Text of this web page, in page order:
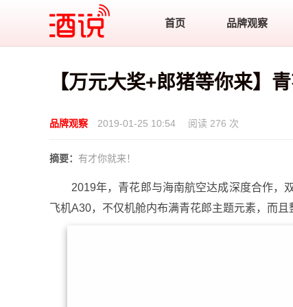
酒说
首页 品牌观察
【万元大奖+郎猪等你来】
品牌观察 2019-01-25 10:54 阅读 276 次
摘要： 有才你就来！
2019年，青花郎与海南航空达成深度合作，
飞机A30，不仅机舱内布满青花郎主题元素，而且